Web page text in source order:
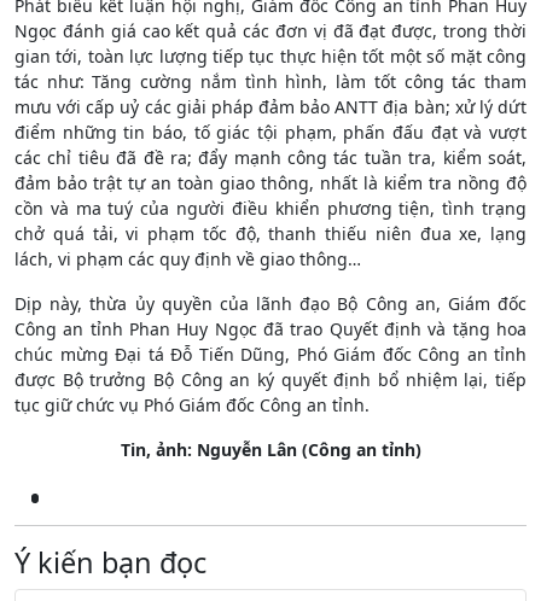
Phát biểu kết luận hội nghị, Giám đốc Công an tỉnh Phan Huy
Ngọc đánh giá cao kết quả các đơn vị đã đạt được, trong thời
gian tới, toàn lực lượng tiếp tục thực hiện tốt một số mặt công
tác như: Tăng cường nắm tình hình, làm tốt công tác tham
mưu với cấp uỷ các giải pháp đảm bảo ANTT địa bàn; xử lý dứt
điểm những tin báo, tố giác tội phạm, phấn đấu đạt và vượt
các chỉ tiêu đã đề ra; đẩy mạnh công tác tuần tra, kiểm soát,
đảm bảo trật tự an toàn giao thông, nhất là kiểm tra nồng độ
cồn và ma tuý của người điều khiển phương tiện, tình trạng
chở quá tải, vi phạm tốc độ, thanh thiếu niên đua xe, lạng
lách, vi phạm các quy định về giao thông…
Dịp này, thừa ủy quyền của lãnh đạo Bộ Công an, Giám đốc
Công an tỉnh Phan Huy Ngọc đã trao Quyết định và tặng hoa
chúc mừng Đại tá Đỗ Tiến Dũng, Phó Giám đốc Công an tỉnh
được Bộ trưởng Bộ Công an ký quyết định bổ nhiệm lại, tiếp
tục giữ chức vụ Phó Giám đốc Công an tỉnh.
Tin, ảnh: Nguyễn Lân (Công an tỉnh)
Ý kiến bạn đọc